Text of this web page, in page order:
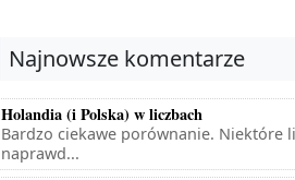
Najnowsze komentarze
Holandia (i Polska) w liczbach
Bardzo ciekawe porównanie. Niektóre
naprawd...